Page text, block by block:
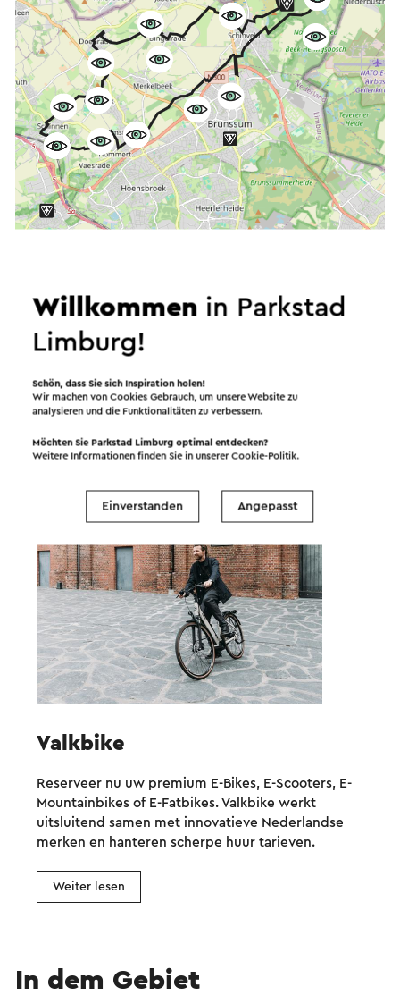
© OpenStreetMapcontributors
Filter anzeigen
Tipps für unterwegs
Valkbike
Reserveer nu uw premium E-Bikes, E-Scooters, E-
Mountainbikes of E-Fatbikes. Valkbike werkt
uitsluitend samen met innovatieve Nederlandse
merken en hanteren scherpe huur tarieven.
Weiter lesen
In dem Gebiet
Willkommen in Parkstad
Limburg!
Schön, dass Sie sich Inspiration holen!
Wir machen von Cookies Gebrauch, um unsere Website zu
analysieren und die Funktionalitäten zu verbessern.
Möchten Sie Parkstad Limburg optimal entdecken?
Weitere Informationen finden Sie in unsererCookie-Politik.
Einverstanden Angepasst